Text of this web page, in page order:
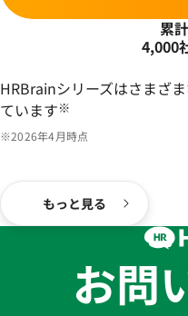
累
4,000
HRBrainシリーズはさまざ
ています※
※2026年4月時点
もっと見る
お問